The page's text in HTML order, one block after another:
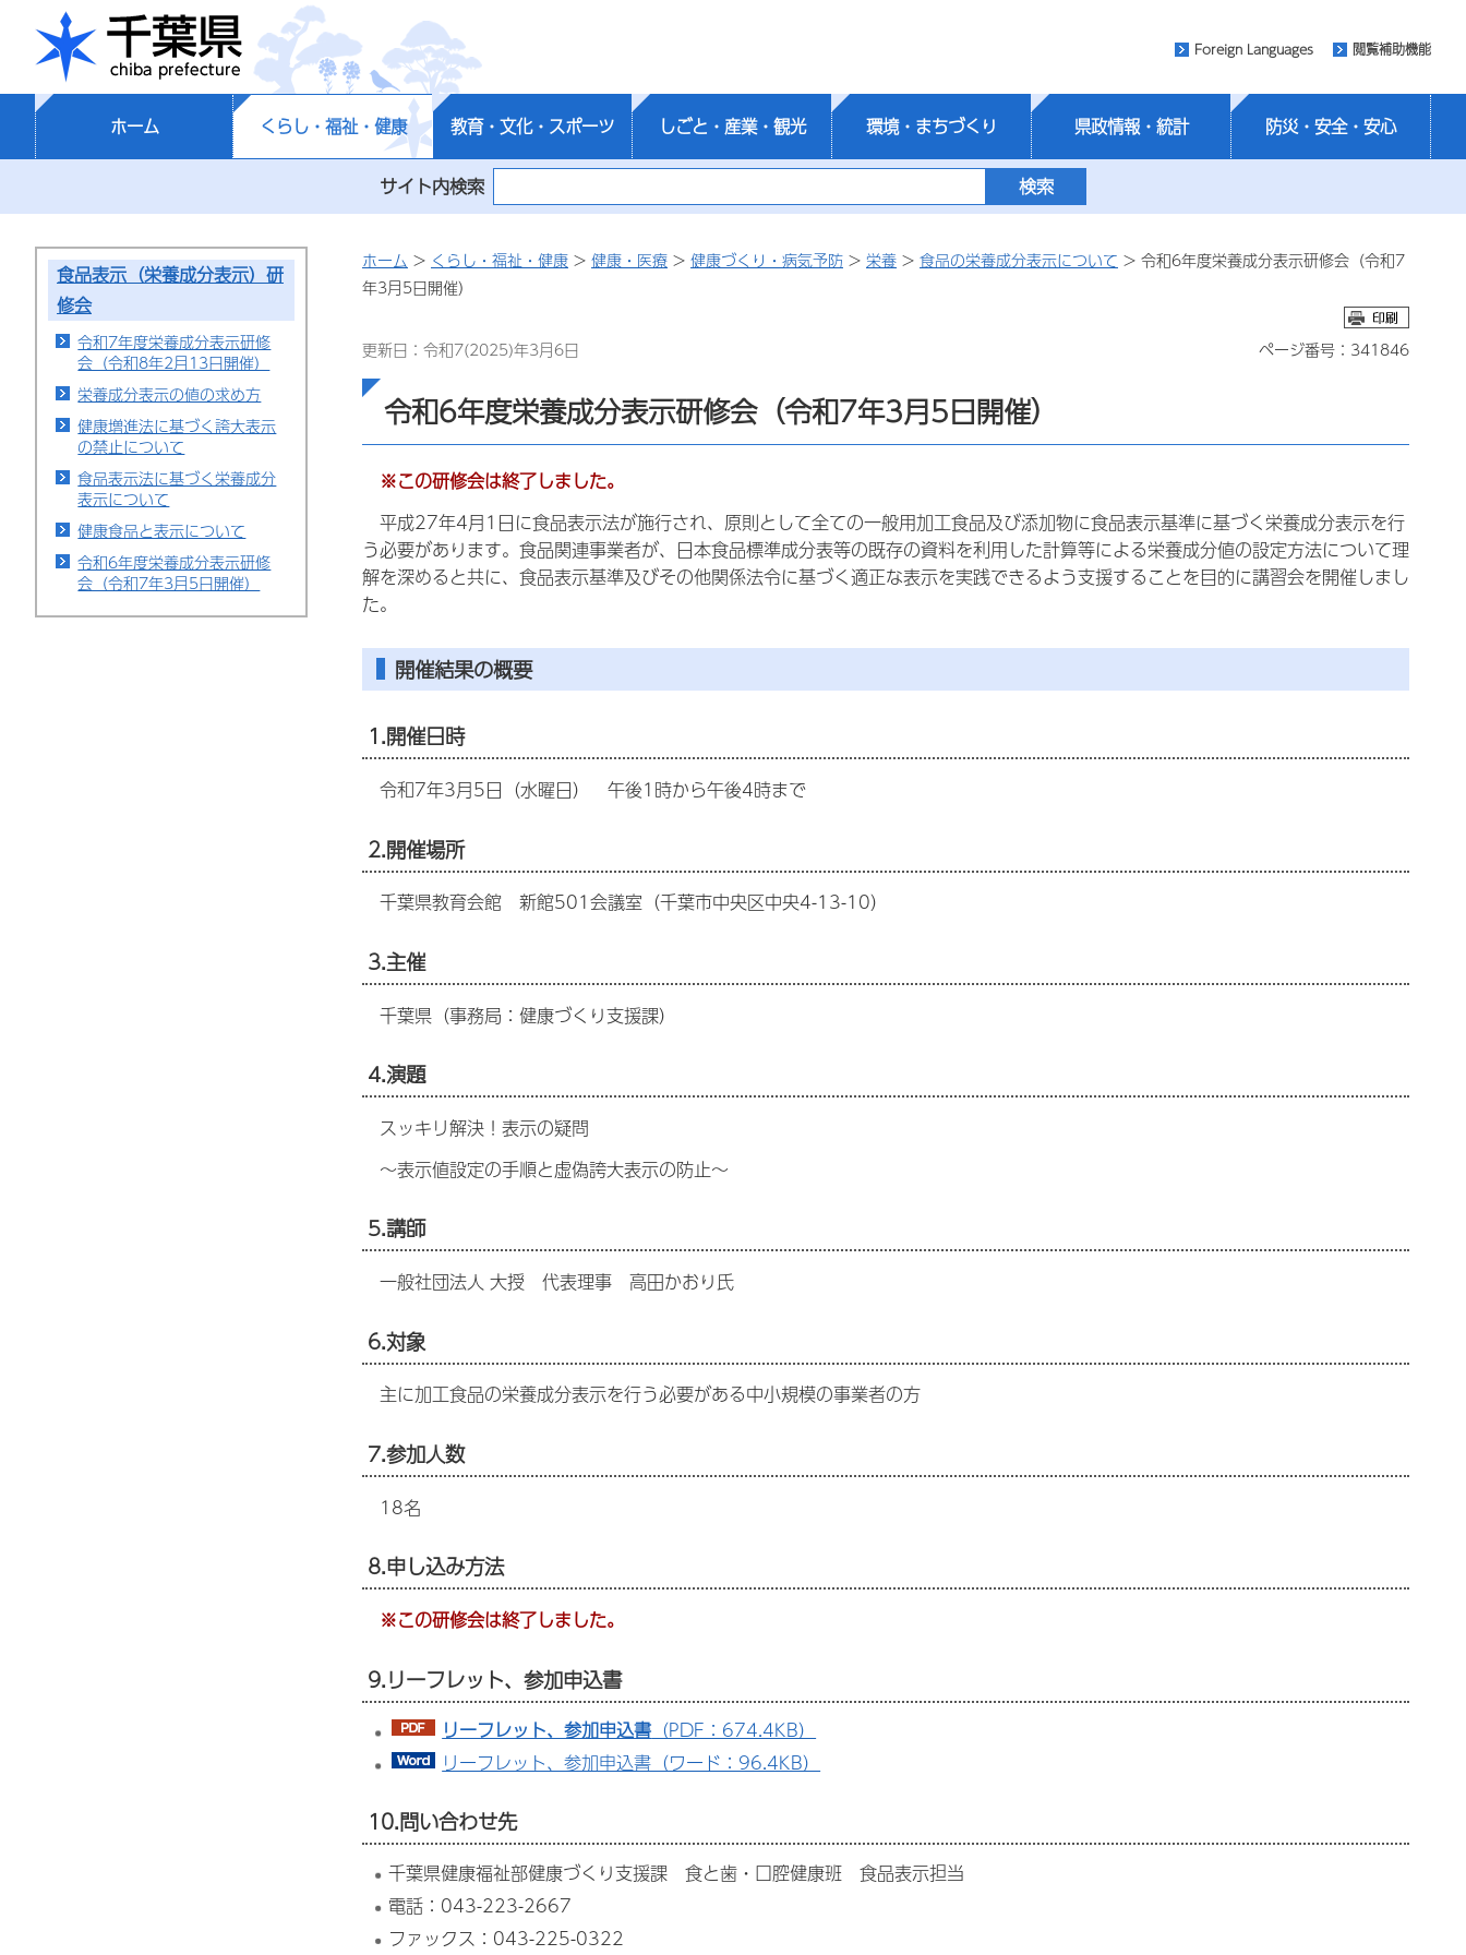
千葉県
Foreign Languages 閲覧補助機能
ホーム くらし・福祉・健康 教育・文化・スポーツ しごと・産業・観光 環境・まちづくり 県政情報・統計 防災・安全・安心
サイト内検索
食品表示（栄養成分表示）研
修会
令和7年度栄養成分表示研修
会（令和8年2月13日開催）
栄養成分表示の値の求め方
健康増進法に基づく誇大表示
の禁止について
食品表示法に基づく栄養成分
表示について
健康食品と表示について
令和6年度栄養成分表示研修
会（令和7年3月5日開催）
ホーム > くらし・福祉・健康 > 健康・医療 > 健康づくり・病気予防 > 栄養 > 食品の栄養成分表示について > 令和6年度栄養成分表示研修会（令和7
年3月5日開催）
更新日：令和7(2025)年3月6日 ページ番号：341846
令和6年度栄養成分表示研修会（令和7年3月5日開催）
※この研修会は終了しました。
平成27年4月1日に食品表示法が施行され、原則として全ての一般用加工食品及び添加物に食品表示基準に基づく栄養成分表示を行
う必要があります。食品関連事業者が、日本食品標準成分表等の既存の資料を利用した計算等による栄養成分値の設定方法について理
解を深めると共に、食品表示基準及びその他関係法令に基づく適正な表示を実践できるよう支援することを目的に講習会を開催しまし
た。
開催結果の概要
1.開催日時
令和7年3月5日（水曜日） 午後1時から午後4時まで
2.開催場所
千葉県教育会館 新館501会議室（千葉市中央区中央4-13-10）
3.主催
千葉県（事務局：健康づくり支援課）
4.演題
スッキリ解決！表示の疑問
～表示値設定の手順と虚偽誇大表示の防止～
5.講師
一般社団法人 大授 代表理事 高田かおり氏
6.対象
主に加工食品の栄養成分表示を行う必要がある中小規模の事業者の方
7.参加人数
18名
8.申し込み方法
※この研修会は終了しました。
9.リーフレット、参加申込書
リーフレット、参加申込書 （PDF：674.4KB）
リーフレット、参加申込書（ワード：96.4KB）
10.問い合わせ先
千葉県健康福祉部健康づくり支援課 食と歯・口腔健康班 食品表示担当
電話：043-223-2667
ファックス：043-225-0322